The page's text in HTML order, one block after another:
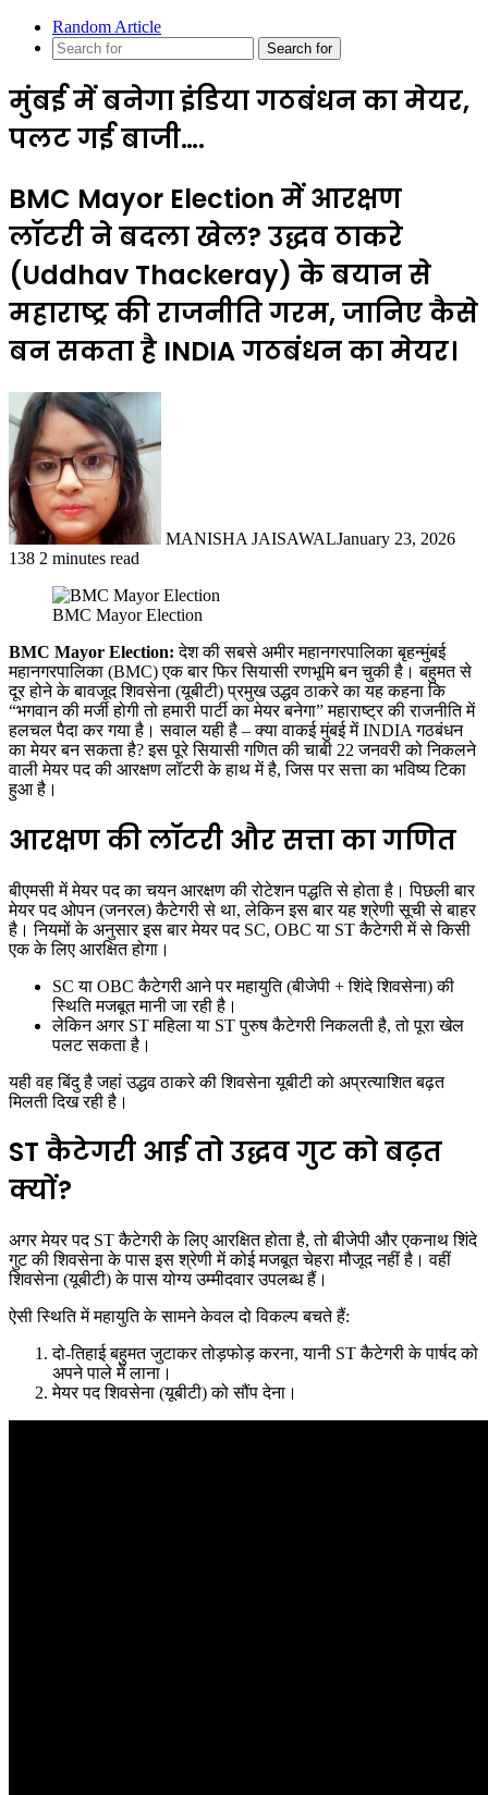
Random Article
Search for
मुंबई में बनेगा इंडिया गठबंधन का मेयर,
पलट गई बाजी….
BMC Mayor Election में आरक्षण
लॉटरी ने बदला खेल? उद्धव ठाकरे
(Uddhav Thackeray) के बयान से
महाराष्ट्र की राजनीति गरम, जानिए कैसे
बन सकता है INDIA गठबंधन का मेयर।
MANISHA JAISAWALJanuary 23, 2026
138 2 minutes read
BMC Mayor Election
BMC Mayor Election:देश की सबसे अमीर महानगरपालिका बृहन्मुंबई
महानगरपालिका (BMC) एक बार फिर सियासी रणभूमि बन चुकी है। बहुमत से
दूर होने के बावजूद शिवसेना (यूबीटी) प्रमुख उद्धव ठाकरे का यह कहना कि
“भगवान की मर्जी होगी तो हमारी पार्टी का मेयर बनेगा”महाराष्ट्र की राजनीति में
हलचल पैदा कर गया है। सवाल यही है – क्या वाकई मुंबई में INDIA गठबंधन
का मेयर बन सकता है?इस पूरे सियासी गणित की चाबी 22 जनवरी को निकलने
वालीमेयर पद की आरक्षण लॉटरीके हाथ में है, जिस पर सत्ता का भविष्य टिका
हुआ है।
आरक्षण की लॉटरी और सत्ता का गणित
बीएमसी में मेयर पद का चयन आरक्षण की रोटेशन पद्धति से होता है। पिछली बार
मेयर पदओपन (जनरल)कैटेगरी से था, लेकिन इस बार यह श्रेणी सूची से बाहर
है। नियमों के अनुसार इस बार मेयर पद SC, OBC या ST कैटेगरीमें से किसी
एक के लिए आरक्षित होगा।
SC या OBC कैटेगरी आने पर महायुति (बीजेपी + शिंदे शिवसेना) की
स्थिति मजबूत मानी जा रही है।
लेकिन अगर ST महिला या ST पुरुषकैटेगरी निकलती है, तो पूरा खेल
पलट सकता है।
यही वह बिंदु है जहां उद्धव ठाकरे की शिवसेना यूबीटी को अप्रत्याशित बढ़त
मिलती दिख रही है।
ST कैटेगरी आई तो उद्धव गुट को बढ़त
क्यों?
अगर मेयर पद ST कैटेगरी के लिए आरक्षित होता है, तो बीजेपी और एकनाथ शिंदे
गुट की शिवसेना के पास इस श्रेणी में कोई मजबूत चेहरा मौजूद नहीं है। वहीं
शिवसेना (यूबीटी) के पास योग्य उम्मीदवार उपलब्ध हैं।
ऐसी स्थिति में महायुति के सामने केवल दो विकल्प बचते हैं:
दो-तिहाई बहुमत जुटाकर तोड़फोड़ करना, यानी ST कैटेगरी के पार्षद को
अपने पाले में लाना।
मेयर पद शिवसेना (यूबीटी) को सौंप देना ।